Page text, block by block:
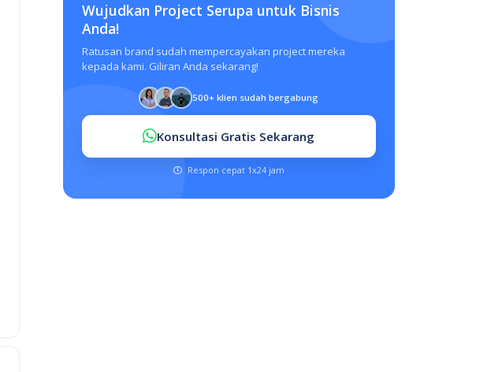
Wujudkan Project Serupa untuk Bisnis
Anda!
Ratusan brand sudah mempercayakan project mereka
kepada kami. Giliran Anda sekarang!
500+ klien sudah bergabung
Konsultasi Gratis Sekarang
Respon cepat 1x24 jam